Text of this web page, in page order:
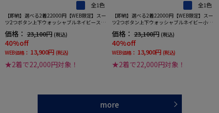
全1色
【即納】選べる2着22000円【WEB限定】スー
ツ2つボタン上下ウォッシャブルネイビースト
価格： 23,100円 (税込)
40%off
WEB価格： 13,900円 (税込)
★2着で22,000円対象！
全1色
【即納】選べる2着22000円【WEB限定】スー
ツ2つボタン上下ウォッシャブルネイビー小柄
価格： 23,100円 (税込)
40%off
WEB価格： 13,900円 (税込)
★2着で22,000円対象！
more